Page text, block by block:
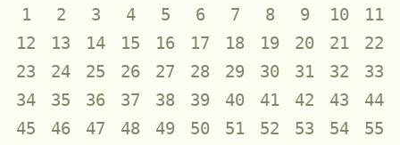
1 2 3 4 5 6 7 8 9 10
11
12
13 14 15 16 17 18 19 20 21
22
23
24 25 26 27 28 29 30 31 32
33
34
35 36 37 38 39 40 41 42 43
44
45
46 47 48 49 50 51 52 53 54
55